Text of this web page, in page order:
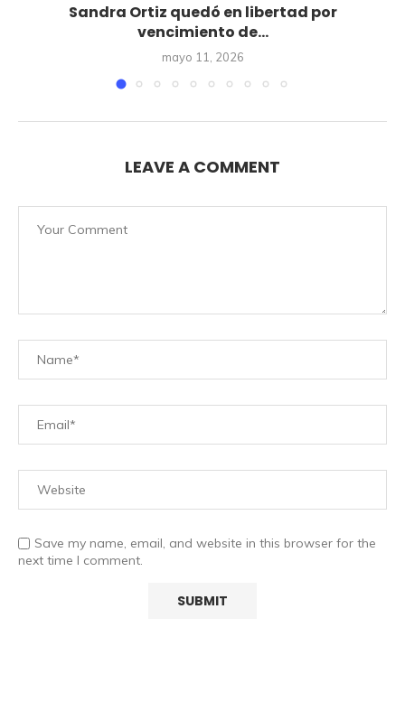
Sandra Ortiz quedó en libertad por
vencimiento de...
mayo 11, 2026
LEAVE A COMMENT
Save my name, email, and website in this browser for the
next time I comment.